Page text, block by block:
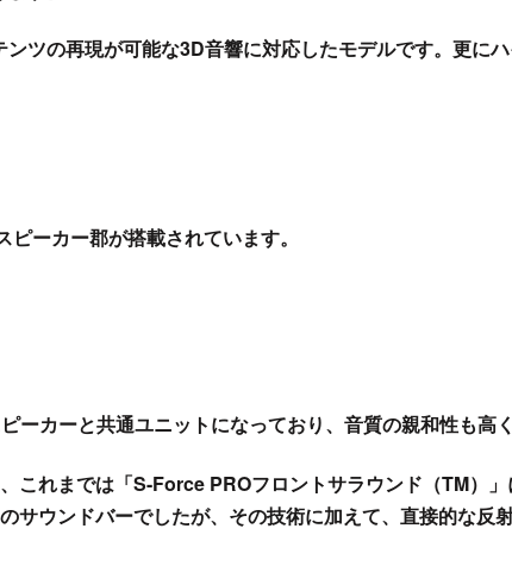
ツの再現が可能な3D音響に対応したモデルです。更に
ーカー郡が搭載されています。
カーと共通ユニットになっており、音質の親和性も高
これまでは「S-Force PROフロントサラウンド（TM）
サウンドバーでしたが、その技術に加えて、直接的な反